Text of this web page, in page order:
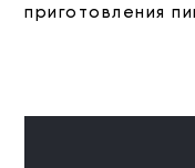
приготовления